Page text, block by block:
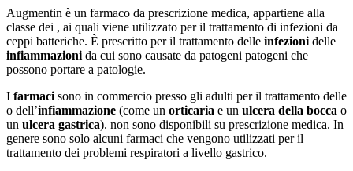
Augmentin è un farmaco da prescrizione medica, appartiene alla
classe dei , ai quali viene utilizzato per il trattamento di infezioni da
ceppi batteriche. È prescritto per il trattamento delle infezioni delle
infiammazioni da cui sono causate da patogeni patogeni che
possono portare a patologie.
I farmaci sono in commercio presso gli adulti per il trattamento delle
o dell’infiammazione (come un orticaria e un ulcera della bocca o
un ulcera gastrica). non sono disponibili su prescrizione medica. In
genere sono solo alcuni farmaci che vengono utilizzati per il
trattamento dei problemi respiratori a livello gastrico.